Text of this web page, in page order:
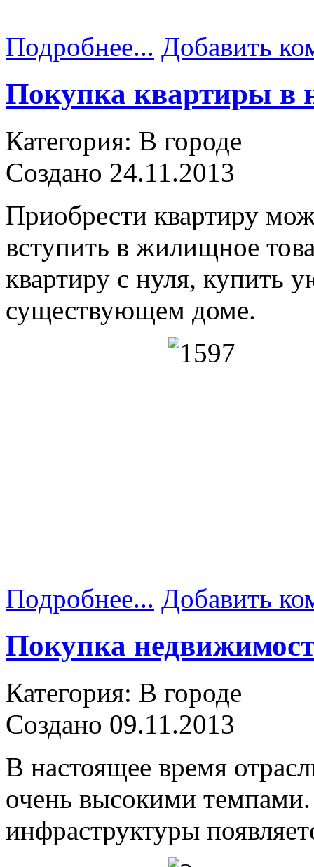
Подробнее... Добавить
Покупка квартиры в
Категория: В городе
Создано 24.11.2013
Приобрести квартиру
вступить в жилищное
квартиру с нуля, купить
существующем доме.
Подробнее... Добавить
Покупка
Категория: В городе
Создано 09.11.2013
В настоящее время
очень высокими
инфраструктуры